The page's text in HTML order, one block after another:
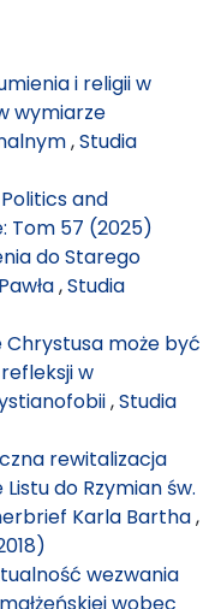
i religii w
wymiarze
,Studia
and
Tom 57 (2025)
do Starego
,Studia
Chrystusa może być
w
,Studia
rewitalizacja
do Rzymian św.
Karla Bartha,
wezwania